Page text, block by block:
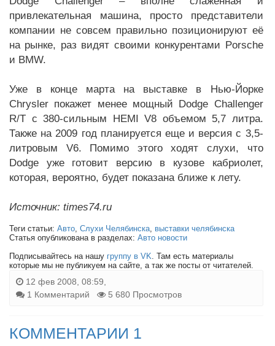
привлекательная машина, просто представители
компании не совсем правильно позиционируют её
на рынке, раз видят своими конкурентами Porsche
и BMW.
Уже в конце марта на выставке в Нью-Йорке
Chrysler покажет менее мощный Dodge Challenger
R/T с 380-сильным HEMI V8 объемом 5,7 литра.
Также на 2009 год планируется еще и версия с 3,5-
литровым V6. Помимо этого ходят слухи, что
Dodge уже готовит версию в кузове кабриолет,
которая, вероятно, будет показана ближе к лету.
Источник: times74.ru
Теги статьи: Авто, Слухи Челябинска, выставки челябинска
Статья опубликована в разделах: Авто новости
Подписывайтесь на нашу группу в VK. Там есть материалы
которые мы не публикуем на сайте, а так же посты от читателей.
12 фев 2008, 08:59,
1 Комментарий
5 680 Просмотров
КОММЕНТАРИИ 1